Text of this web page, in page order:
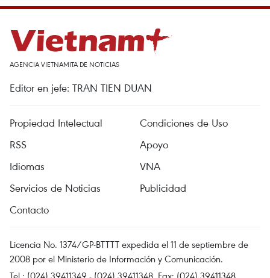
AGENCIA VIETNAMITA DE NOTICIAS
Editor en jefe: TRAN TIEN DUAN
Propiedad Intelectual
Condiciones de Uso
RSS
Apoyo
Idiomas
VNA
Servicios de Noticias
Publicidad
Contacto
Licencia No. 1374/GP-BTTTT expedida el 11 de septiembre de
2008 por el Ministerio de Información y Comunicación.
Tel.: (024) 39411349 - (024) 39411348, Fax: (024) 39411348